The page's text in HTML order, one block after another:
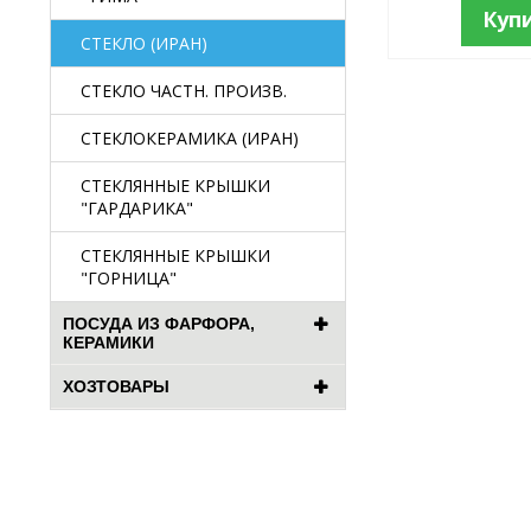
СТЕКЛО (ИРАН)
СТЕКЛО ЧАСТН. ПРОИЗВ.
СТЕКЛОКЕРАМИКА (ИРАН)
СТЕКЛЯННЫЕ КРЫШКИ
"ГАРДАРИКА"
СТЕКЛЯННЫЕ КРЫШКИ
"ГОРНИЦА"
ПОСУДА ИЗ ФАРФОРА,
КЕРАМИКИ
ХОЗТОВАРЫ